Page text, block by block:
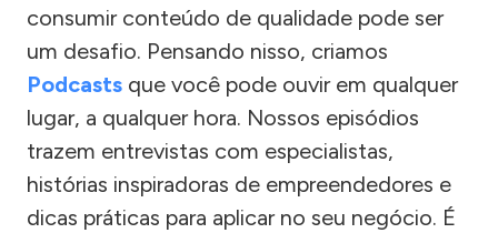
consumir conteúdo de qualidade pode ser
um desafio. Pensando nisso, criamos
Podcasts que você pode ouvir em qualquer
lugar, a qualquer hora. Nossos episódios
trazem entrevistas com especialistas,
histórias inspiradoras de empreendedores e
dicas práticas para aplicar no seu negócio. É